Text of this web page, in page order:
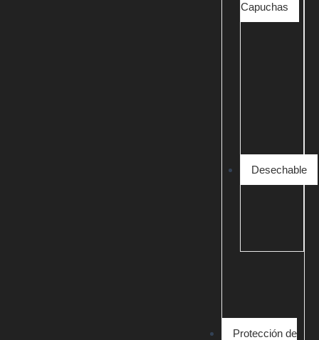
Capuchas
Desechable
Protección de